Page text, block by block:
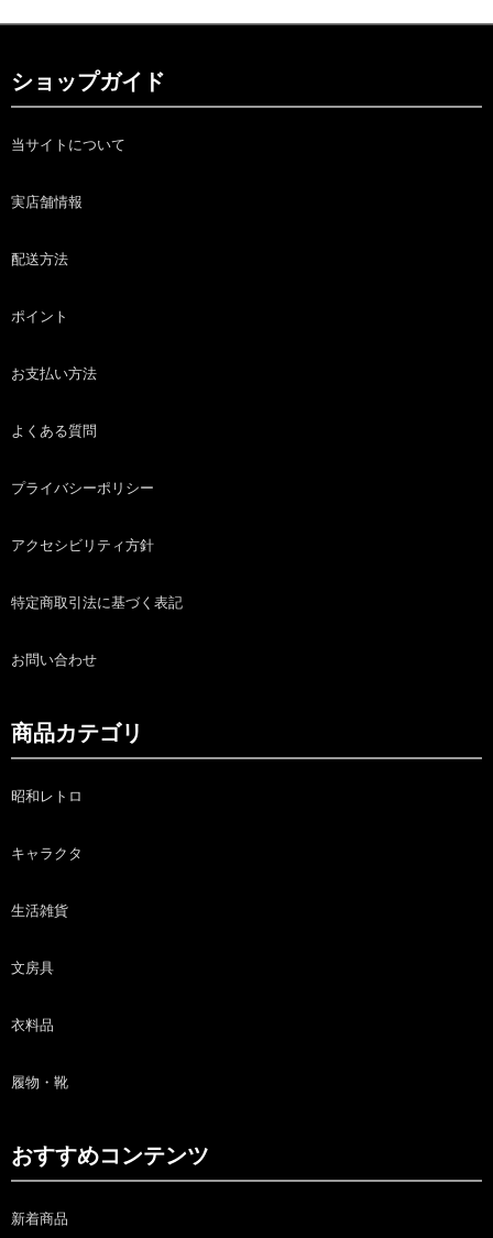
ショップガイド
当サイトについて
実店舗情報
配送方法
ポイント
お支払い方法
よくある質問
プライバシーポリシー
アクセシビリティ方針
特定商取引法に基づく表記
お問い合わせ
商品カテゴリ
昭和レトロ
キャラクタ
生活雑貨
文房具
衣料品
履物・靴
おすすめコンテンツ
新着商品